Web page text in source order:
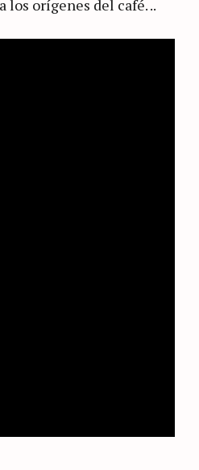
los orígenes del café. ..